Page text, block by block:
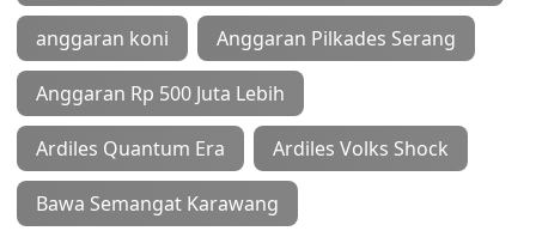
anggaran koni Anggaran Pilkades Serang
Anggaran Rp 500 Juta Lebih
Ardiles Quantum Era Ardiles Volks Shock
Bawa Semangat Karawang